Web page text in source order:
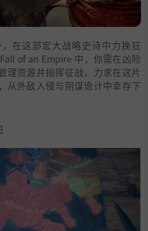
在这部宏大战略史诗中力挽狂
of an Empire 中，你需在凶险
理资源并指挥征战，力求在这片
从外敌入侵与阴谋诡计中幸存下